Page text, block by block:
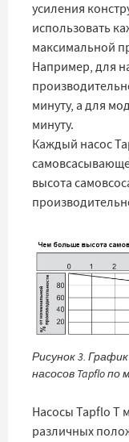
усиления
использовать
максимальной
Например, для
минуту, а для
минуту.
Каждый насос
высота
Рисунок 3.
насосов Tapflo
Насосы Tapflo T
различных